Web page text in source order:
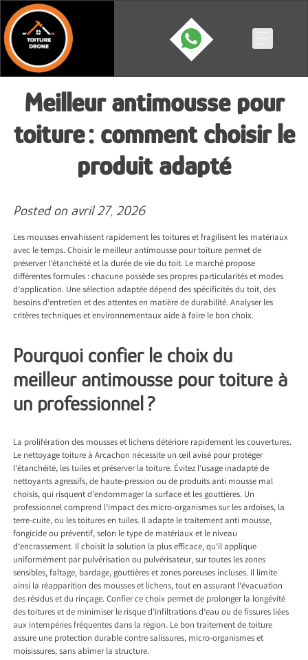
content
Meilleur antimousse pour
toiture : comment choisir le
produit adapté
Posted on avril 27, 2026
Les mousses envahissent rapidement les toitures et fragilisent les matériaux
avec le temps. Choisir le meilleur antimousse pour toiture permet de
préserver l’étanchéité et la durée de vie du toit. Le marché propose
différentes formules : chacune possède ses propres particularités et modes
d’application. Une sélection adaptée dépend des spécificités du toit, des
besoins d’entretien et des attentes en matière de durabilité. Analyser les
critères techniques et environnementaux aide à faire le bon choix.
Pourquoi confier le choix du
meilleur antimousse pour toiture à
un professionnel ?
La prolifération des mousses et lichens détériore rapidement les couvertures.
Le nettoyage toiture à Arcachon nécessite un œil avisé pour protéger
l’étanchéité, les tuiles et préserver la toiture. Évitez l’usage inadapté de
nettoyants agressifs, de haute-pression ou de produits anti mousse mal
choisis, qui risquent d’endommager la surface et les gouttières. Un
professionnel comprend l’impact des micro-organismes sur les ardoises, la
terre-cuite, ou les toitures en tuiles. Il adapte le traitement anti mousse,
fongicide ou préventif, selon le type de matériaux et le niveau
d’encrassement. Il choisit la solution la plus efficace, qu’il applique
uniformément par pulvérisation ou pulvérisateur, sur toutes les zones
sensibles, faîtage, bardage, gouttières et zones poreuses incluses. Il limite
ainsi la réapparition des mousses et lichens, tout en assurant l’évacuation
des résidus et du rinçage. Confier ce choix permet de prolonger la longévité
des toitures et de minimiser le risque d’infiltrations d’eau ou de fissures liées
aux intempéries fréquentes dans la région. Le bon traitement de toiture
assure une protection durable contre salissures, micro-organismes et
moisissures, sans abîmer la structure.